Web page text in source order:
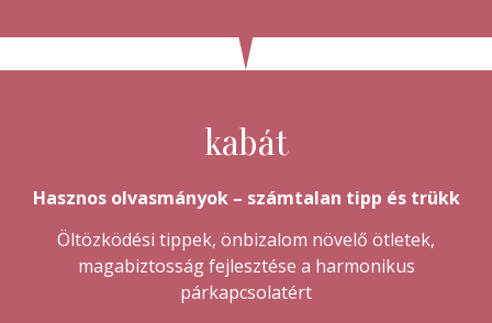
kabát
Hasznos olvasmányok – számtalan tipp és trükk
Öltözködési tippek, önbizalom növelő ötletek,
magabiztosság fejlesztése a harmonikus
párkapcsolatért